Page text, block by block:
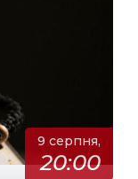
9 серпня,
20:00